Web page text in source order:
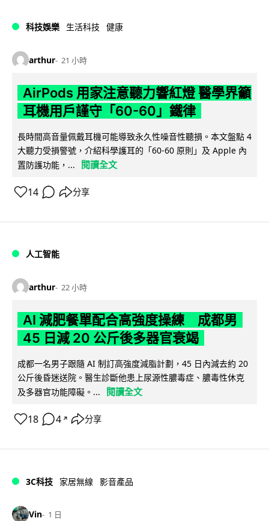
科技娛樂 生活科技 健康
arthur 21 小時
AirPods 用家注意聽力響紅燈 醫學界籲
耳機用戶謹守「60-60」鐵律
長時間高音量佩戴耳機可能導致永久性噪音性聽損。本文盤點 4
大聽力受損警號，介紹科學護耳的「60-60 原則」及 Apple 內
置防護功能，...
閱讀全文
14 分享
人工智能
arthur 22 小時
AI 減肥餐單配合高強度操練 成都男
45 日減 20 公斤後多器官衰竭
成都一名男子跟隨 AI 制訂高強度減脂計劃，45 日內減去約 20
公斤後昏迷送院。醫生診斷他患上尿源性膿毒症、膿毒性休克
及多器官功能障礙。...
閱讀全文
18 4 ↗ 分享
3C科技 家居無線 影音產品
Vin 1 日